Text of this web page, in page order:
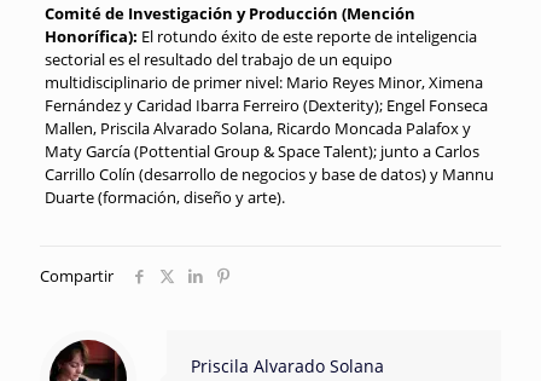
Comité de Investigación y Producción (Mención
Honorífica): El rotundo éxito de este reporte de inteligencia
sectorial es el resultado del trabajo de un equipo
multidisciplinario de primer nivel: Mario Reyes Minor, Ximena
Fernández y Caridad Ibarra Ferreiro (Dexterity); Engel Fonseca
Mallen, Priscila Alvarado Solana, Ricardo Moncada Palafox y
Maty García (Pottential Group & Space Talent); junto a Carlos
Carrillo Colín (desarrollo de negocios y base de datos) y Mannu
Duarte (formación, diseño y arte).
Compartir
Priscila Alvarado Solana